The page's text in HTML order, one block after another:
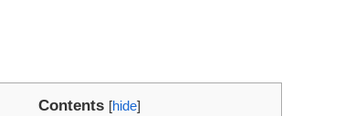
Contents [hide]